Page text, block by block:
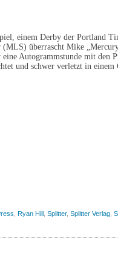
einem Derby der Portland
(MLS) überrascht Mike
Autogrammstunde mit den
und schwer verletzt in
Ryan Hill Splitter, Splitter Verlag